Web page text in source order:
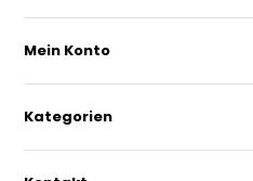
Mein Konto
Kategorien